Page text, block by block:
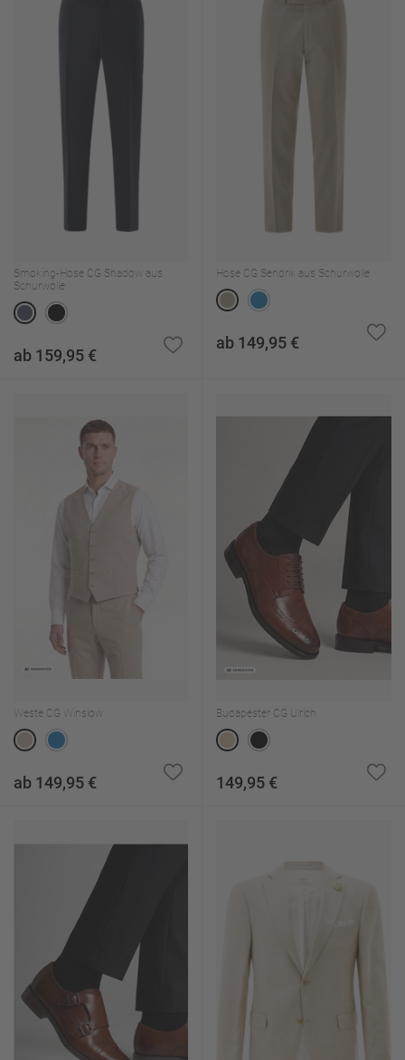
Smoking-Hose CG Shadow aus
Schurwolle
ab 159,95 €
Hose CG Sendrik aus Schurwolle
ab 149,95 €
Weste CG Winslow
ab 149,95 €
Budapester CG Ulrich
149,95 €